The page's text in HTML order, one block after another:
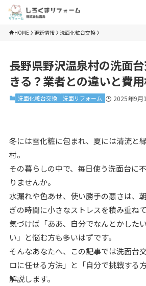
HOME 更新情報 洗面化粧台交換
長野県野沢温泉村の洗面
きる？業者との違いと費
洗面化粧台交換 洗面リフォーム 2025年9月
冬には雪化粧に包まれ、夏には清流と
村。
その暮らしの中で、毎日使う洗面台に
りませんか。
水漏れや色あせ、使い勝手の悪さは、
ぎの時間に小さなストレスを積み重ね
気づけば「ああ、自分でなんとかした
い」と悩む方も多いはずです。
そんなあなたへ、この記事では洗面台
ロに任せる方法」と「自分で挑戦する
解説します。